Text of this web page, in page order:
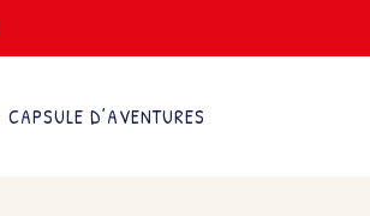
CAPSULE D’AVENTURES